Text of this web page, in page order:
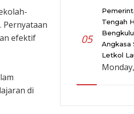
Pernyataan
efektif
di
05
Tengah
Angkasa
Letkol